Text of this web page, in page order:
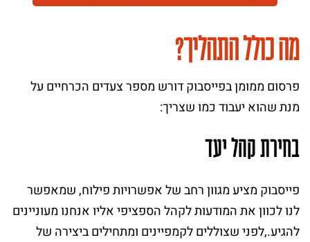
מה כולל התהליך?
פרסום ממומן בפייסבוק דורש מספר צעדים הכרחיים על
מנת שהוא יעבוד כמו שצריך:
בחירת קהל יעד
פייסבוק מציע מגוון רחב של אפשרויות פילוח, שמאפשר
לנו לכוון את המודעות לקהל הספציפי אליו אנחנו מעוניינים
להגיע.,לפני שצוללים לקמפיינים ומתחילים ביצירה של